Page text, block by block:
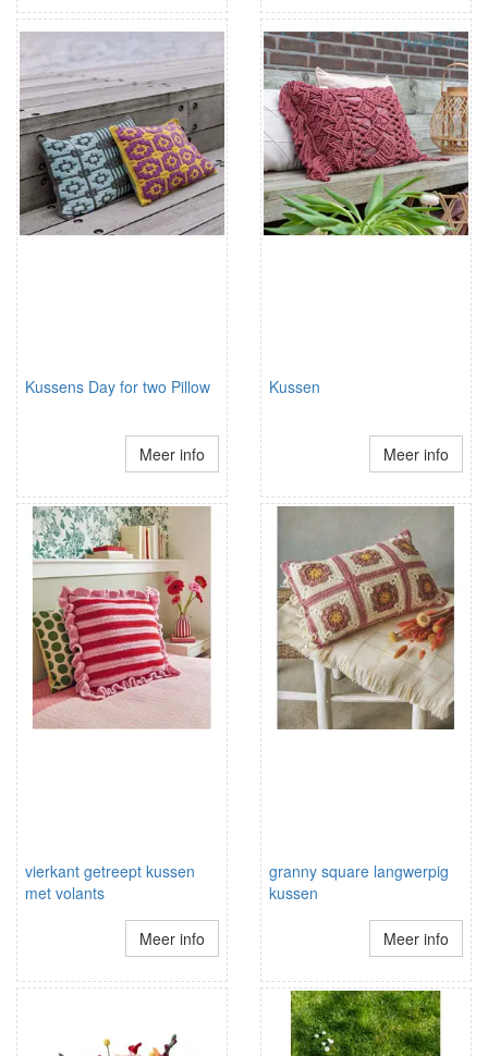
Kussens Day for two Pillow
Meer info
Kussen
Meer info
vierkant getreept kussen
met volants
Meer info
granny square langwerpig
kussen
Meer info